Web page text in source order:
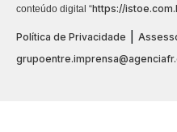
conteúdo digital “https://
Política de Privacidade